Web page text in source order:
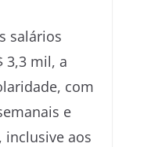
salários
3,3 mil, a
com
e
inclusive aos